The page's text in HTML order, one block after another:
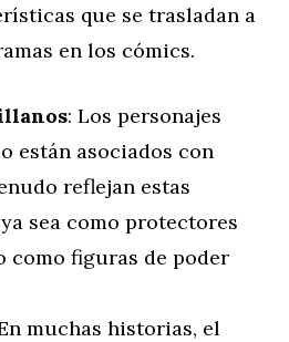
que se trasladan a
en los cómics.
: Los personajes
están asociados con
reflejan estas
sea como protectores
como figuras de poder
muchas historias, el